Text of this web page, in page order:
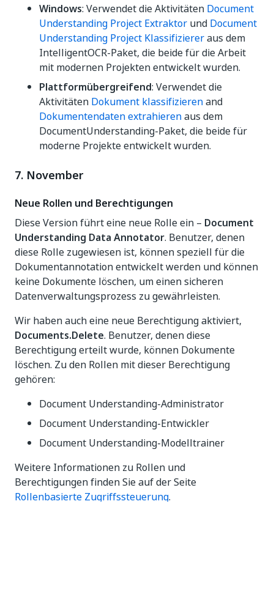
Windows: Verwendet die Aktivitäten Document
Understanding Project Extraktor und Document
Understanding Project Klassifiziereraus dem
IntelligentOCR-Paket, die beide für die Arbeit
mit modernen Projekten entwickelt wurden.
Plattformübergreifend: Verwendet die
Aktivitäten Dokument klassifizierenand
Dokumentendaten extrahierenaus dem
DocumentUnderstanding-Paket, die beide für
moderne Projekte entwickelt wurden.
7. November
Neue Rollen und Berechtigungen
Diese Version führt eine neue Rolle ein – Document
Understanding Data Annotator. Benutzer, denen
diese Rolle zugewiesen ist, können speziell für die
Dokumentannotation entwickelt werden und können
keine Dokumente löschen, um einen sicheren
Datenverwaltungsprozess zu gewährleisten.
Wir haben auch eine neue Berechtigung aktiviert,
Documents.Delete. Benutzer, denen diese
Berechtigung erteilt wurde, können Dokumente
löschen. Zu den Rollen mit dieser Berechtigung
gehören:
Document Understanding-Administrator
Document Understanding-Entwickler
Document Understanding-Modelltrainer
Weitere Informationen zu Rollen und
Berechtigungen finden Sie auf der Seite
Rollenbasierte Zugriffssteuerung.